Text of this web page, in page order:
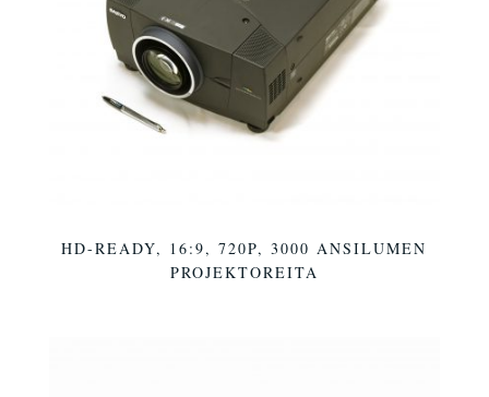
HD-READY, 16:9, 720P, 3000 ANSILUMEN
PROJEKTOREITA